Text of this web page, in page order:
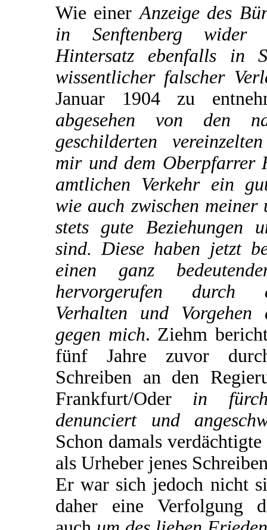
Wie einer Anzeige des
in Senftenberg wider
Hintersatz ebenfalls in
wissentlicher falscher
Januar 1904 zu
abgesehen von den
geschilderten
mir und dem Oberpfarrer
amtlichen Verkehr ein
wie auch zwischen
stets gute Beziehungen
sind. Diese haben jetzt
einen ganz
hervorgerufen durch
Verhalten und Vorgehen
gegen mich. Ziehm
fünf Jahre zuvor
Schreiben an den
Frankfurt/Oder in
denunciert und
Schon damals
als Urheber jenes
Er war sich jedoch nicht
daher eine Verfolgung